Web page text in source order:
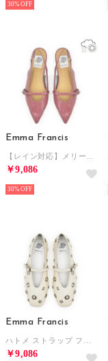
30%
Emma Francis
￥9,086
30%
Emma Francis
￥9,086